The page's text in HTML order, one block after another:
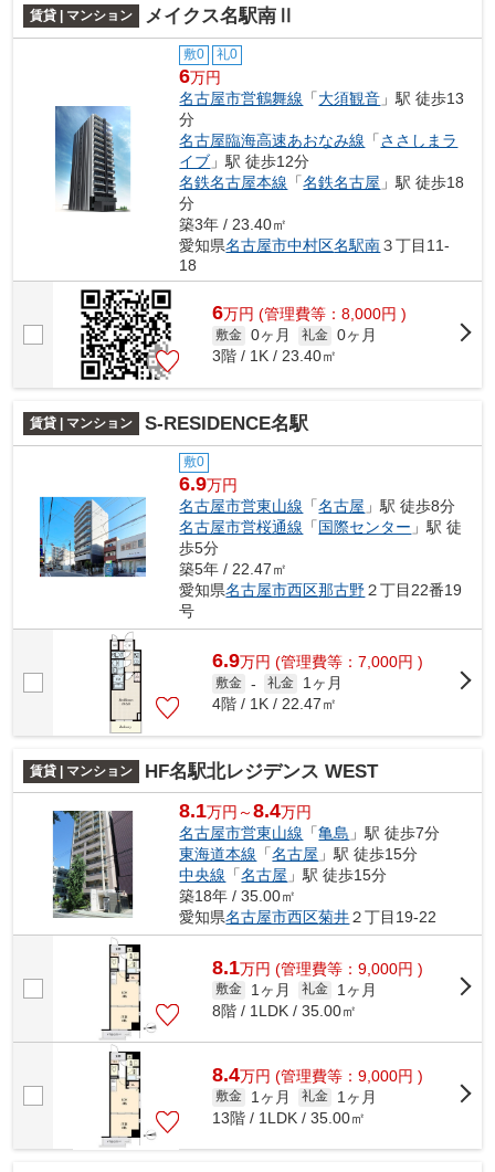
賃貸 | マンション メイクス名駅南Ⅱ
敷0 礼0
6万円
名古屋市営鶴舞線 「大須観音 」駅 徒歩13
分
名古屋臨海高速あおなみ線 「ささしまラ
イブ 」駅 徒歩12分
名鉄名古屋本線 「名鉄名古屋 」駅 徒歩18
分
築3年 / 23.40㎡
愛知県名古屋市中村区名駅南３丁目11-
18
6万円 (管理費等：8,000円 )
敷金 0ヶ月 礼金 0ヶ月
3階 / 1K / 23.40㎡
賃貸 | マンション S-RESIDENCE名駅
敷0
6.9万円
名古屋市営東山線 「名古屋 」駅 徒歩8分
名古屋市営桜通線 「国際センター 」駅 徒
歩5分
築5年 / 22.47㎡
愛知県名古屋市西区那古野２丁目22番19
号
6.9万円 (管理費等：7,000円 )
敷金 - 礼金
1ヶ月
4階 / 1K / 22.47㎡
賃貸 | マンション HF名駅北レジデンス WEST
8.1万円～8.4万円
名古屋市営東山線 「亀島 」駅 徒歩7分
東海道本線 「名古屋 」駅 徒歩15分
中央線 「名古屋 」駅 徒歩15分
築18年 / 35.00㎡
愛知県名古屋市西区菊井２丁目19-22
8.1万円 (管理費等：9,000円 )
敷金 1ヶ月 礼金
1ヶ月
8階 / 1LDK / 35.00㎡
8.4万円 (管理費等：9,000円 )
敷金 1ヶ月 礼金
1ヶ月
13階 / 1LDK / 35.00㎡